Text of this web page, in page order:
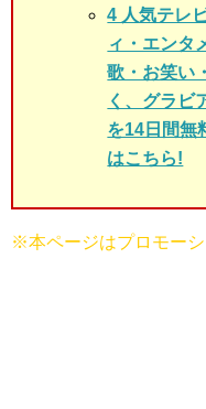
4 人気テレ
ィ・エンタ
歌・お笑い
く、グラビ
を14日間無
はこちら!
※本ページはプロモー